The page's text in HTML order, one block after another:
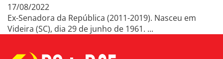
17/08/2022
Ex-Senadora da República (2011-2019). Nasceu em
Videira (SC), dia 29 de junho de 1961. ...